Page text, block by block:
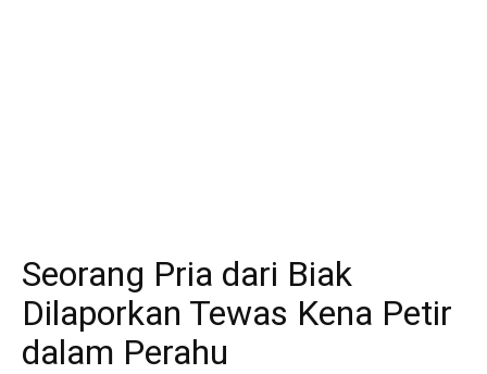
Seorang Pria dari Biak
Dilaporkan Tewas Kena Petir
dalam Perahu